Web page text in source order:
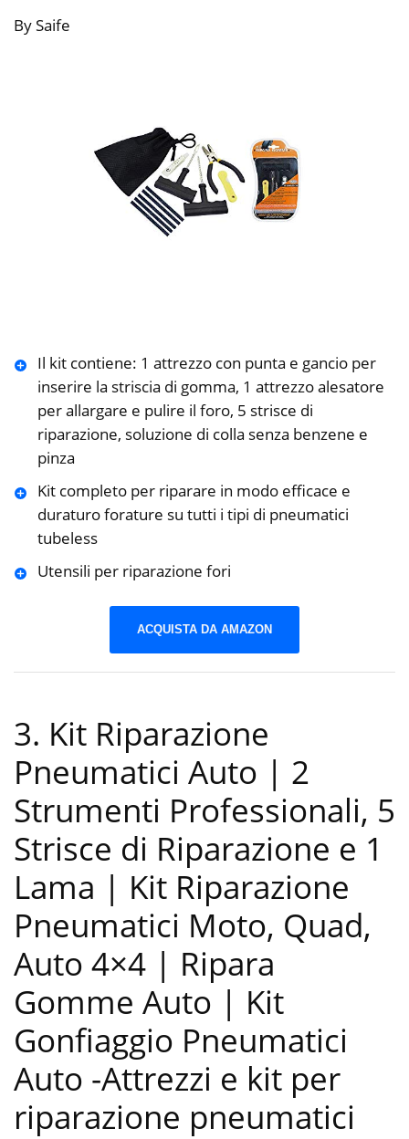
By Saife
Il kit contiene: 1 attrezzo con punta e gancio per
inserire la striscia di gomma, 1 attrezzo alesatore
per allargare e pulire il foro, 5 strisce di
riparazione, soluzione di colla senza benzene e
pinza
Kit completo per riparare in modo efficace e
duraturo forature su tutti i tipi di pneumatici
tubeless
Utensili per riparazione fori
ACQUISTA DA AMAZON
3. Kit Riparazione
Pneumatici Auto | 2
Strumenti Professionali, 5
Strisce di Riparazione e 1
Lama | Kit Riparazione
Pneumatici Moto, Quad,
Auto 4×4 | Ripara
Gomme Auto | Kit
Gonfiaggio Pneumatici
Auto -Attrezzi e kit per
riparazione pneumatici